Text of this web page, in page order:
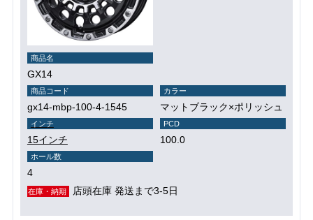
商品名
GX14
商品コード
gx14-mbp-100-4-1545
カラー
マットブラック×ポリッシュ
インチ
15インチ
PCD
100.0
ホール数
4
在庫・納期 店頭在庫 発送まで3-5日